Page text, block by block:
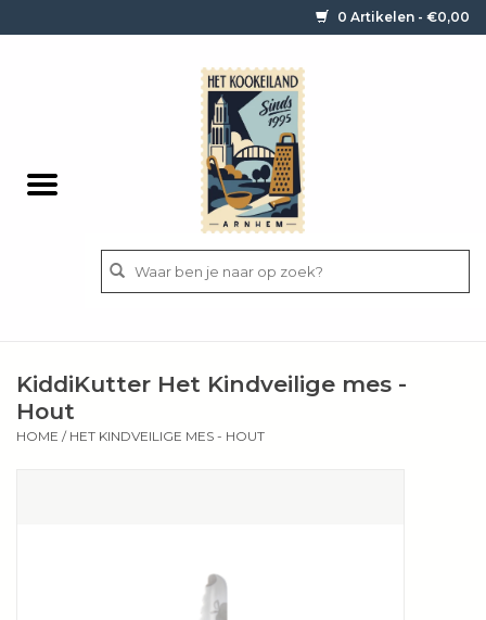
0 Artikelen - €0,00
Bestek
KiddiKutter Het Kindveilige mes -
Hout
HOME / HET KINDVEILIGE MES - HOUT